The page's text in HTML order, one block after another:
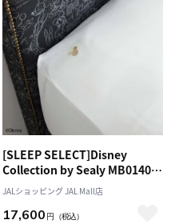
[SLEEP SELECT]Disney
Collection by Sealy MB0140
Box Sheets（ボックスシー
ツ）〔セミダブル〕 ホワイト
JALショッピング JAL Mall店
17,600 円 （税込）